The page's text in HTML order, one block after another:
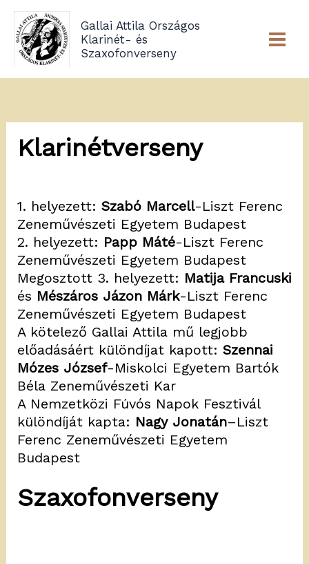
Skip
content
Gallai Attila Országos
Klarinét- és
Szaxofonverseny
Klarinétverseny
1. helyezett: Szabó Marcell-Liszt Ferenc
Zeneművészeti Egyetem Budapest
2. helyezett: Papp Máté-Liszt Ferenc
Zeneművészeti Egyetem Budapest
Megosztott 3. helyezett: Matija Francuski
és Mészáros Jázon Márk-Liszt Ferenc
Zeneművészeti Egyetem Budapest
A kötelező Gallai Attila mű legjobb
előadásáért különdíjat kapott: Szennai
Mózes József-Miskolci Egyetem Bartók
Béla Zeneművészeti Kar
A Nemzetközi Fúvós Napok Fesztivál
különdíját kapta: Nagy Jonatán–Liszt
Ferenc Zeneművészeti Egyetem
Budapest
Szaxofonverseny